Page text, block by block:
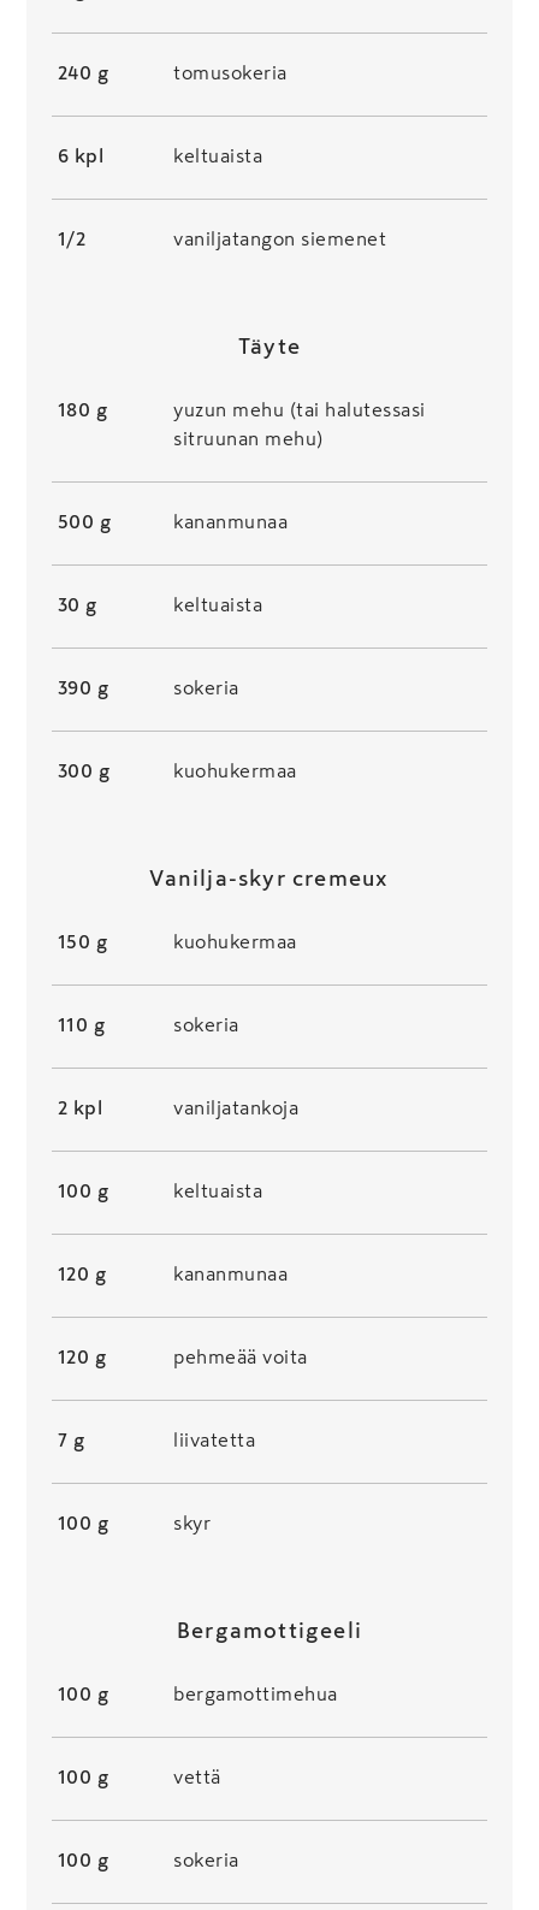
240 g tomusokeria
6 kpl keltuaista
1/2 vaniljatangon siemenet
Täyte
180 g
yuzun mehu (tai halutessasi
sitruunan mehu)
500 g kananmunaa
30 g keltuaista
390 g sokeria
300 g kuohukermaa
Vanilja-skyr cremeux
150 g kuohukermaa
110 g sokeria
2 kpl vaniljatankoja
100 g keltuaista
120 g kananmunaa
120 g pehmeää voita
7 g liivatetta
100 g skyr
Bergamottigeeli
100 g bergamottimehua
100 g vettä
100 g sokeria